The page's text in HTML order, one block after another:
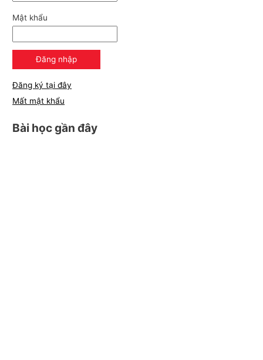
Mật khẩu
Đăng ký tại đây
Mất mật khẩu
Bài học gần đây